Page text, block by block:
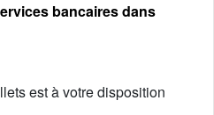
bancaires dans
est à votre disposition